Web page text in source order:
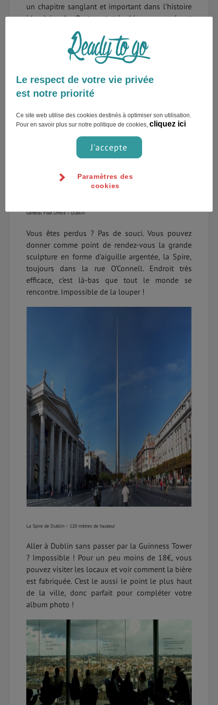
un chapitre sanglant et important dans l’histoire
irlandaise. La Poste est très bien conservée et
impressionnante.
General Post Office – Dublin
Vous êtes perdus ? Pas de souci. Vous pouvez
donner comme point de rendez-vous la grande
sculpture en forme d’aiguille argentée, la Spire,
toujours dans la rue O’Connell. Endroit très
efficace, c’est là-bas que tout le monde se
rencontre. Impossible de la louper !
La Spire de Dublin – 120 mètres de hauteur
Aller à Dublin sans passer par la Guinness Tower
? Impossible ! Pour un peu moins de 18€, vous
pouvez visiter les locaux et voir comment la bière
est fabriquée. C’est le aussi le point le plus haut
de la ville, donc parfait pour compléter votre
album photo !
Le respect de votre vie privée
est notre priorité
Ce site web utilise des cookies destinés à optimiser son utilisation.
Pour en savoir plus sur notre politique de cookies,cliquez ici
J'accepte
Paramètres des
cookies